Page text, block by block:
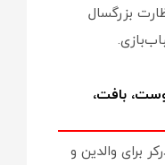
بزرگسال
بافت،
برای والدین و